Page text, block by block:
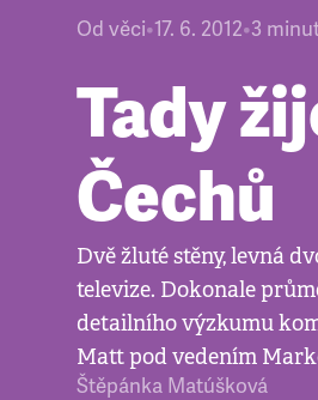
Od věci•17. 6. 2012•3
Tady
Čechů
Dvě žluté stěny, levná
televize. Dokonale
detailního výzkumu
Matt pod vedením
Štěpánka Matúšková